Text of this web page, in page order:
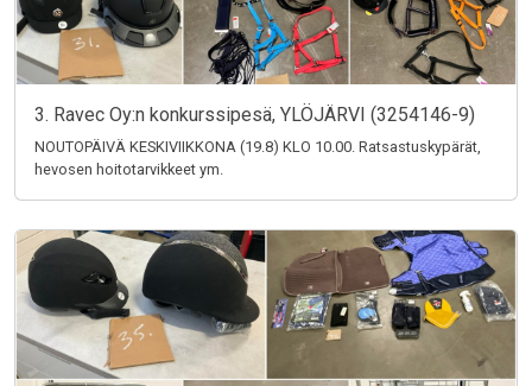
3. Ravec Oy:n konkurssipesä, YLÖJÄRVI (3254146-9)
NOUTOPÄIVÄ KESKIVIIKKONA (19.8) KLO 10.00. Ratsastuskypärät,
hevosen hoitotarvikkeet ym.